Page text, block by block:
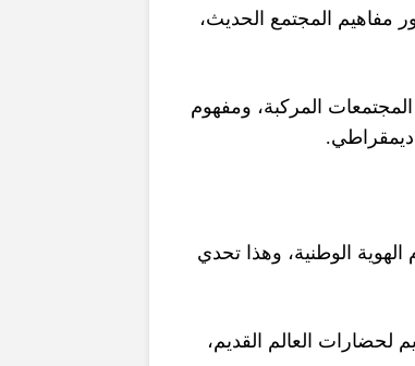
مفاهيم المجتمع الحديث،
المركبة، ومفهوم
ديمقراطي.
الوطنية، وهذا تحدي
لحضارات العالم القديم،